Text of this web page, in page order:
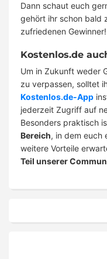
Dann schaut euch
gehört ihr schon bald
zufriedenen Gewinner!
Kostenlos.de
Um in Zukunft weder
zu verpassen, solltet
Kostenlos.de-App
jederzeit Zugriff auf
Besonders praktisch
Bereich, in dem euch
weitere Vorteile
Teil unserer